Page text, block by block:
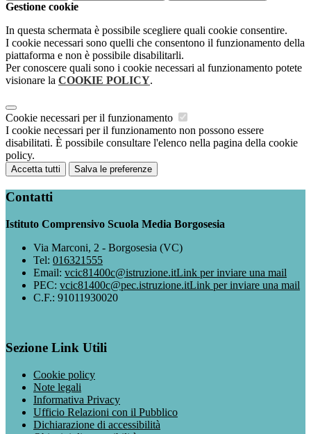
Gestione cookie
In questa schermata è possibile scegliere quali cookie consentire.
I cookie necessari sono quelli che consentono il funzionamento della
piattaforma e non è possibile disabilitarli.
Per conoscere quali sono i cookie necessari al funzionamento potete
visionare la COOKIE POLICY.
Cookie necessari per il funzionamento
I cookie necessari per il funzionamento non possono essere
disabilitati. È possibile consultare l'elenco nella pagina della cookie
policy.
Accetta tutti Salva le preferenze
Contatti
Istituto Comprensivo Scuola Media Borgosesia
Via Marconi, 2 - Borgosesia (VC)
Tel: 016321555
Email: vcic81400c@istruzione.itLink per inviare una mail
PEC: vcic81400c@pec.istruzione.itLink per inviare una mail
C.F.: 91011930020
Sezione Link Utili
Cookie policy
Note legali
Informativa Privacy
Ufficio Relazioni con il Pubblico
Dichiarazione di accessibilità